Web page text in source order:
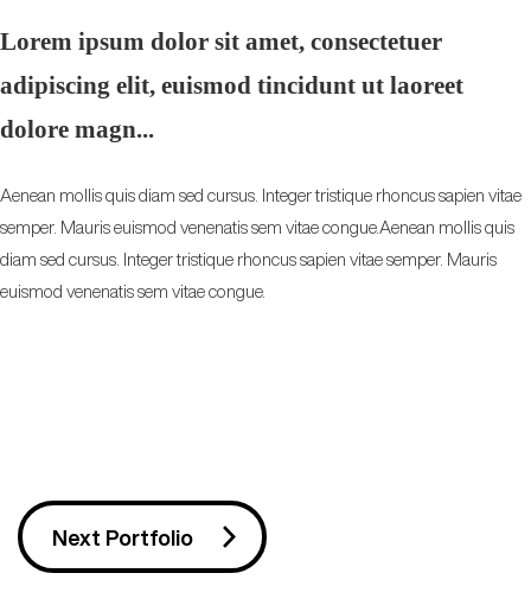
Lorem ipsum dolor sit amet, consectetuer
adipiscing elit, euismod tincidunt ut laoreet
dolore magn...
Aenean mollis quis diam sed cursus. Integer tristique rhoncus sapien vitae
semper. Mauris euismod venenatis sem vitae congue.Aenean mollis quis
diam sed cursus. Integer tristique rhoncus sapien vitae semper. Mauris
euismod venenatis sem vitae congue.
Next Portfolio